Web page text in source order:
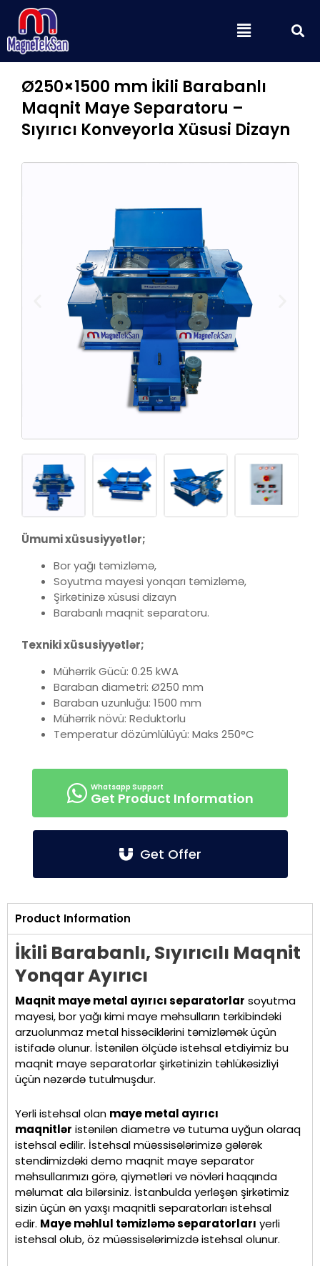
content
Menu
Ø250×1500 mm İkili Barabanlı
Maqnit Maye Separatoru –
Sıyırıcı Konveyorla Xüsusi Dizayn
Ümumi xüsusiyyətlər;
Bor yağı təmizləmə,
Soyutma mayesi yonqarı təmizləmə,
Şirkətinizə xüsusi dizayn
Barabanlı maqnit separatoru.
Texniki xüsusiyyətlər;
Mühərrik Gücü: 0.25 kWA
Baraban diametri: Ø250 mm
Baraban uzunluğu: 1500 mm
Mühərrik növü: Reduktorlu
Temperatur dözümlülüyü: Maks 250°C
Get Product Information
Get Offer
Product Information
İkili Barabanlı, Sıyırıcılı Maqnit
Yonqar Ayırıcı
Maqnit maye metal ayırıcı separatorlar soyutma
mayesi, bor yağı kimi maye məhsulların tərkibindəki
arzuolunmaz metal hissəciklərini təmizləmək üçün
istifadə olunur. İstənilən ölçüdə istehsal etdiyimiz bu
maqnit maye separatorlar şirkətinizin təhlükəsizliyi
üçün nəzərdə tutulmuşdur.
Yerli istehsal olan maye metal ayırıcı
maqnitlər istənilən diametrə və tutuma uyğun olaraq
istehsal edilir. İstehsal müəssisələrimizə gələrək
stendimizdəki demo maqnit maye separator
məhsullarımızı görə, qiymətləri və növləri haqqında
məlumat ala bilərsiniz. İstanbulda yerləşən şirkətimiz
sizin üçün ən yaxşı maqnitli separatorları istehsal
edir. Maye məhlul təmizləmə separatorları yerli
istehsal olub, öz müəssisələrimizdə istehsal olunur.